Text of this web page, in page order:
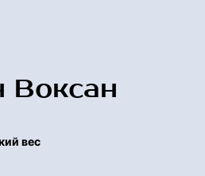
Воксан
вес